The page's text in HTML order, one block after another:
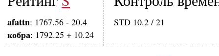
afattn: 1767.56 - 20.4
кобра: 1792.25 + 10.24
STD 10.2 / 21